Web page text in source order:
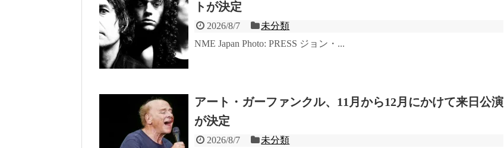
トが決定
2026/8/7
未分類
NME Japan Photo: PRESS ジョン・...
アート・ガーファンクル、11月から12月にかけて来日公演
が決定
2026/8/7
未分類